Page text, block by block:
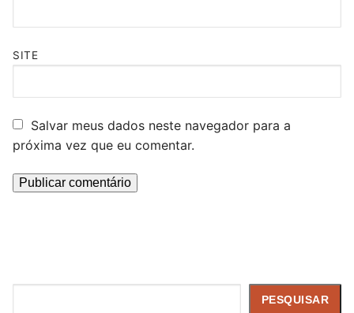
SITE
Salvar meus dados neste navegador para a
próxima vez que eu comentar.
PESQUISAR